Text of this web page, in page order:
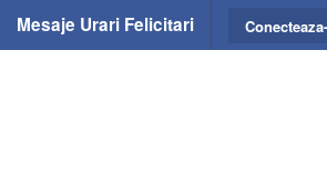
Mesaje Urari Felicitari